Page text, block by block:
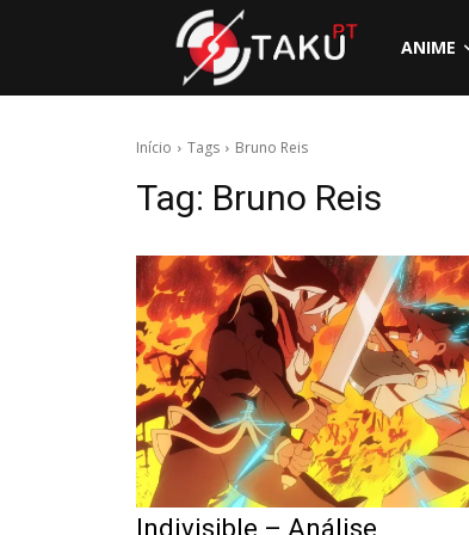
ANIME
Início Tags Bruno Reis
Tag: Bruno Reis
Indivisible – Análise